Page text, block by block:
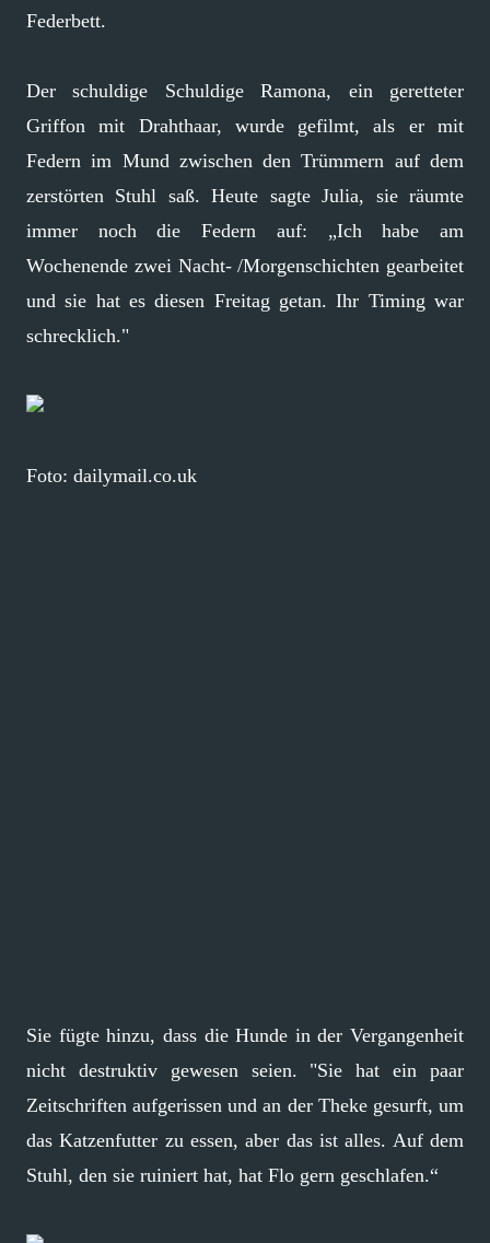
Federbett.
Der schuldige Schuldige Ramona, ein geretteter
Griffon mit Drahthaar, wurde gefilmt, als er mit
Federn im Mund zwischen den Trümmern auf dem
zerstörten Stuhl saß. Heute sagte Julia, sie räumte
immer noch die Federn auf: „Ich habe am
Wochenende zwei Nacht- /Morgenschichten gearbeitet
und sie hat es diesen Freitag getan. Ihr Timing war
schrecklich."
Foto: dailymail.co.uk
Sie fügte hinzu, dass die Hunde in der Vergangenheit
nicht destruktiv gewesen seien. "Sie hat ein paar
Zeitschriften aufgerissen und an der Theke gesurft, um
das Katzenfutter zu essen, aber das ist alles. Auf dem
Stuhl, den sie ruiniert hat, hat Flo gern geschlafen.“